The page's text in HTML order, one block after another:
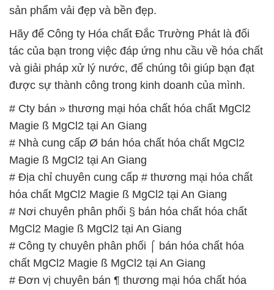
sản phẩm vải đẹp và bền đẹp.
Hãy để Công ty Hóa chất Đắc Trường Phát là đối
tác của bạn trong việc đáp ứng nhu cầu về hóa chất
và giải pháp xử lý nước, để chúng tôi giúp bạn đạt
được sự thành công trong kinh doanh của mình.
# Cty bán » thương mại hóa chất hóa chất MgCl2
Magie ß MgCl2 tại An Giang
# Nhà cung cấp Ø bán hóa chất hóa chất MgCl2
Magie ß MgCl2 tại An Giang
# Địa chỉ chuyên cung cấp # thương mại hóa chất
hóa chất MgCl2 Magie ß MgCl2 tại An Giang
# Nơi chuyên phân phối § bán hóa chất hóa chất
MgCl2 Magie ß MgCl2 tại An Giang
# Công ty chuyên phân phối ⌠ bán hóa chất hóa
chất MgCl2 Magie ß MgCl2 tại An Giang
# Đơn vị chuyên bán ¶ thương mại hóa chất hóa